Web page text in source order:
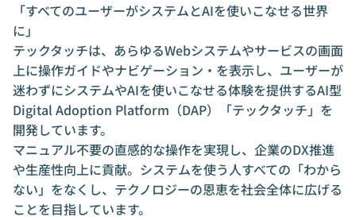
「すべてのユーザーがシステムとAIを使いこなせる世界
に」
テックタッチは、あらゆるWebシステムやサービスの画面
上に操作ガイドやナビゲーション・を表示し、ユーザーが
迷わずにシステムやAIを使いこなせる体験を提供するAI型
Digital Adoption Platform（DAP）「テックタッチ」を
開発しています。
マニュアル不要の直感的な操作を実現し、企業のDX推進
や生産性向上に貢献。システムを使う人すべての「わから
ない」をなくし、テクノロジーの恩恵を社会全体に広げる
ことを目指しています。